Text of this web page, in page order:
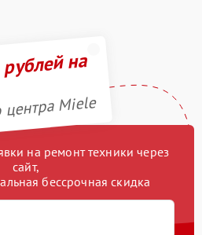
на
Miele
на ремонт техники через
сайт,
бессрочная скидка